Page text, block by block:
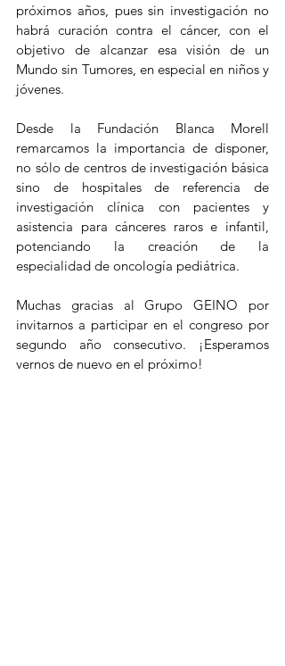
próximos años, pues sin investigación no
habrá curación contra el cáncer, con el
objetivo de alcanzar esa visión de un
Mundo sin Tumores, en especial en niños y
jóvenes.
Desde la Fundación Blanca Morell
remarcamos la importancia de disponer,
no sólo de centros de investigación básica
sino de hospitales de referencia de
investigación clínica con pacientes y
asistencia para cánceres raros e infantil,
potenciando la creación de la
especialidad de oncología pediátrica.
Muchas gracias al Grupo GEINO por
invitarnos a participar en el congreso por
segundo año consecutivo. ¡Esperamos
vernos de nuevo en el próximo!